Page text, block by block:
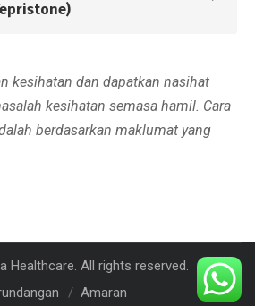
kesihatan dan dapatkan nasihat
kesihatan semasa hamil. Cara
berdasarkan maklumat yang
Healthcare. All rights reserved.
Amaran